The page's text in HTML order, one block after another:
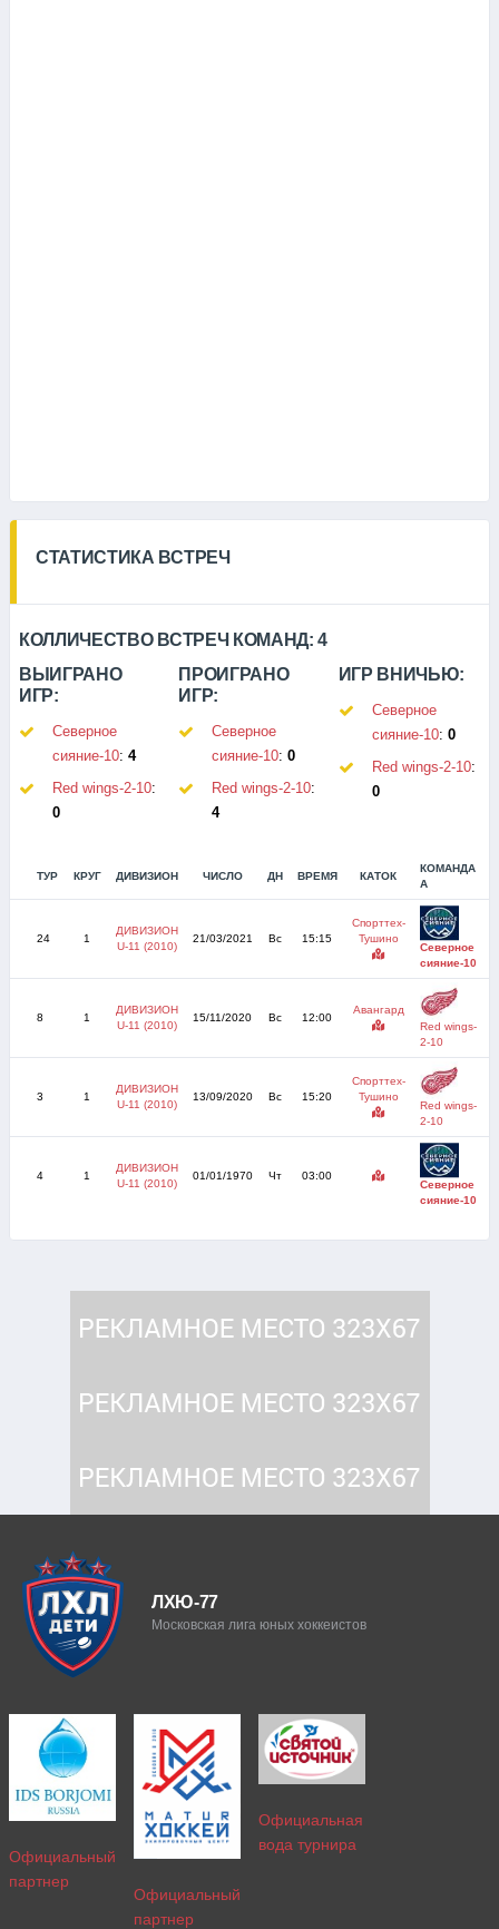
СТАТИСТИКА ВСТРЕЧ
КОЛЛИЧЕСТВО ВСТРЕЧ КОМАНД:4
ВЫИГРАНО
ИГР:
Северное
сияние-10: 4
Red wings-2-10:
0
ПРОИГРАНО
ИГР:
Северное
сияние-10:0
Red wings-2-10:
4
ИГР ВНИЧЬЮ:
Северное
сияние-10: 0
Red wings-2-10:
0
ТУР КРУГ ДИВИЗИОН ЧИСЛО ДН ВРЕМЯ КАТОК
КОМАНДА
А
24 1
ДИВИЗИОН
U-11 (2010)
21/03/2021 Вс 15:15
Спорттех-
Тушино
Северное
сияние-10
8 1
ДИВИЗИОН
U-11 (2010)
15/11/2020 Вс 12:00
Авангард
Red wings-
2-10
3 1
ДИВИЗИОН
U-11 (2010)
13/09/2020 Вс 15:20
Спорттех-
Тушино
Red wings-
2-10
4 1
ДИВИЗИОН
U-11 (2010)
01/01/1970 Чт 03:00
Северное
сияние-10
ЛХЮ-77
Московская лига юных хоккеистов
Официальный
партнер
Официальный
партнер
Официальная
вода турнира